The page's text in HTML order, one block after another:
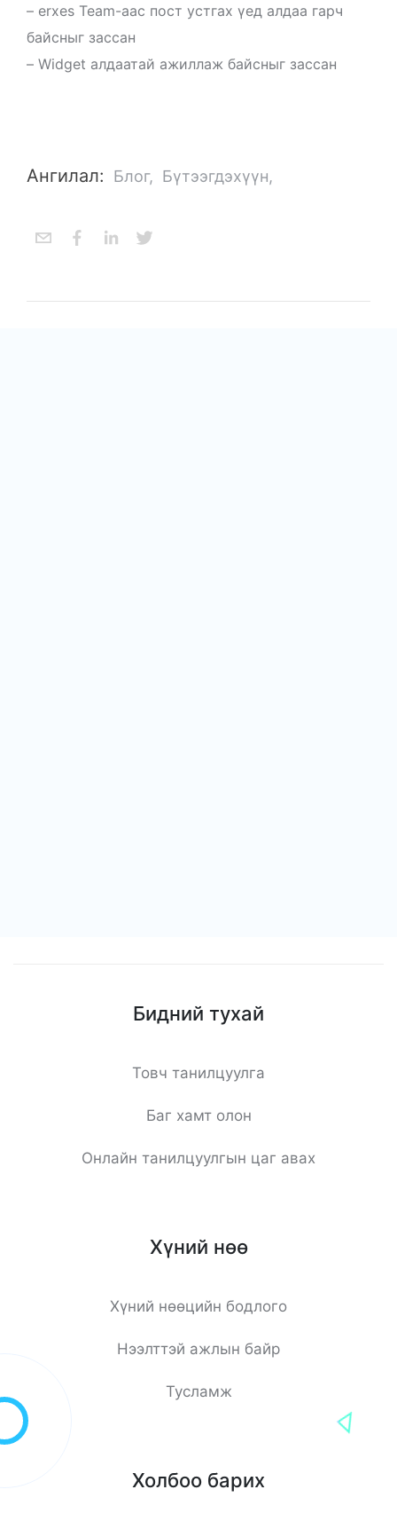
– erxes Team-аас пост устгах үед алдаа гарч
байсныг зассан
– Widget алдаатай ажиллаж байсныг зассан
Ангилал: Блог, Бүтээгдэхүүн,
Бидний тухай
Товч танилцуулга
Баг хамт олон
Онлайн танилцуулгын цаг авах
Хүний нөө
Хүний нөөцийн бодлого
Нээлттэй ажлын байр
Тусламж
Холбоо барих